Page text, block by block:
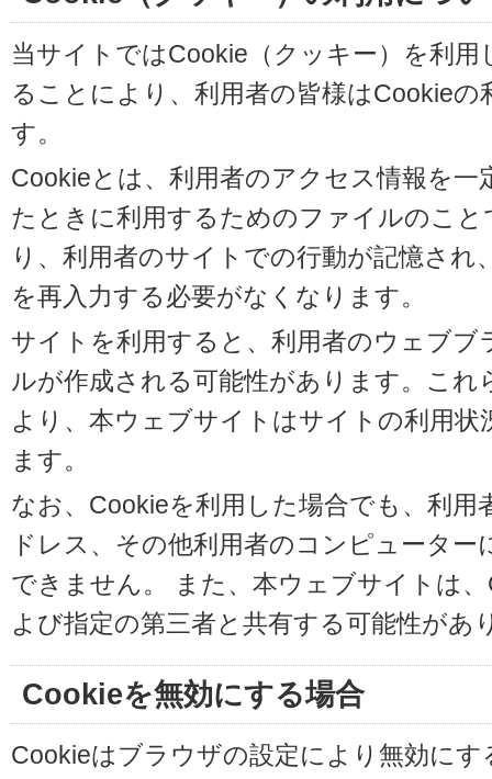
当サイトではCookie（クッキー）を利
ることにより、利用者の皆様はCookie
す。
Cookieとは、利用者のアクセス情報を
たときに利用するためのファイルのこ
り、利用者のサイトでの行動が記憶さ
を再入力する必要がなくなります。
サイトを利用すると、利用者のウェブ
ルが作成される可能性があります。こ
より、本ウェブサイトはサイトの利用
ます。
なお、Cookieを利用した場合でも、利用
ドレス、その他利用者のコンピュータ
できません。 また、本ウェブサイトは
よび指定の第三者と共有する可能性があ
Cookieを無効にする場合
Cookieはブラウザの設定により無効に